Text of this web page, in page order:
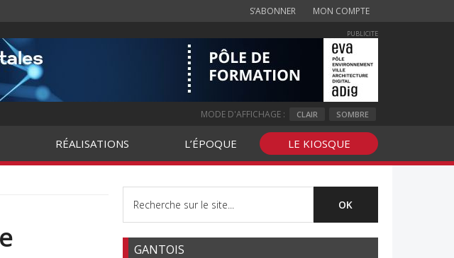
S’ABONNER MON COMPTE
PUBLICITE
MODE D'AFFICHAGE : CLAIR SOMBRE
RÉALISATIONS L’ÉPOQUE LE KIOSQUE
GANTOIS